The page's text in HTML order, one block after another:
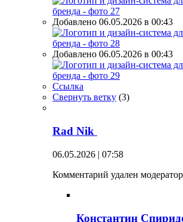
Добавлено 06.05.2026 в 00:43
Добавлено 06.05.2026 в 00:43
Ссылка
Свернуть ветку (3)
Rad Nik
06.05.2026 | 07:58
Комментарий удален
Константин